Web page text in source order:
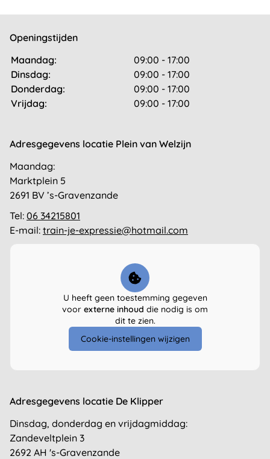
Openingstijden
Maandag:
09:00 - 17:00
Dinsdag:
09:00 - 17:00
Donderdag:
09:00 - 17:00
Vrijdag:
09:00 - 17:00
Adresgegevens locatie Plein van Welzijn
Maandag:
Marktplein 5
2691 BV ’s-Gravenzande
Tel: 06 34215801
E-mail: train-je-expressie@hotmail.com
U heeft geen toestemming gegeven
voor externe inhoud die nodig is om
dit te zien.
Cookie-instellingen wijzigen
Adresgegevens locatie De Klipper
Dinsdag, donderdag en vrijdagmiddag:
Zandeveltplein 3
2692 AH 's-Gravenzande